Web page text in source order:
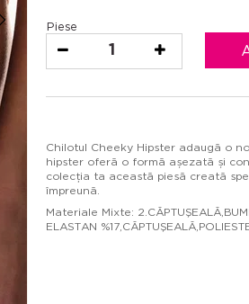
Piese
1
Chilotul Cheeky Hipster adaugă o
hipster oferă o formă așezată și
colecția ta această piesă creată
împreună.
Materiale Mixte:
ELASTAN